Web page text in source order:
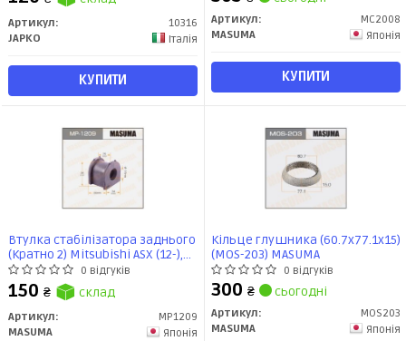
Артикул:
10316
JAPKO
Італія
КУПИТИ
Артикул:
MC2008
MASUMA
Японія
КУПИТИ
Втулка стабілізатора заднього
(Кратно 2) Mitsubishi ASX (12-),
Outlander (12-) (MP-1209)
MASUMA
0 відгуків
150 ₴ склад
Артикул:
MP1209
MASUMA
Японія
Кільце глушника (60.7x77.1x15)
(MOS-203) MASUMA
0 відгуків
300 ₴ сьогодні
Артикул:
MOS203
MASUMA
Японія